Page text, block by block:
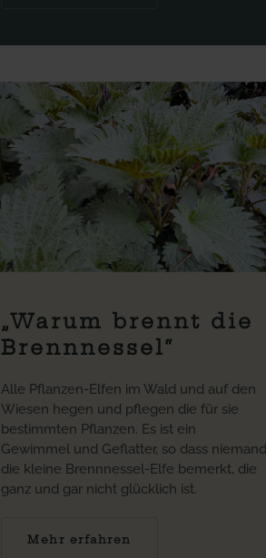
„Warum brennt die
Brennnessel“
Alle Pflanzen-Elfen im Wald und auf den
Wiesen hegen und pflegen die für sie
bestimmten Pflanzen. Es ist ein
Gewimmel und Geflatter, so dass niemand
die kleine Brennnessel-Elfe bemerkt, die
ganz und gar nicht glücklich ist.
Mehr erfahren